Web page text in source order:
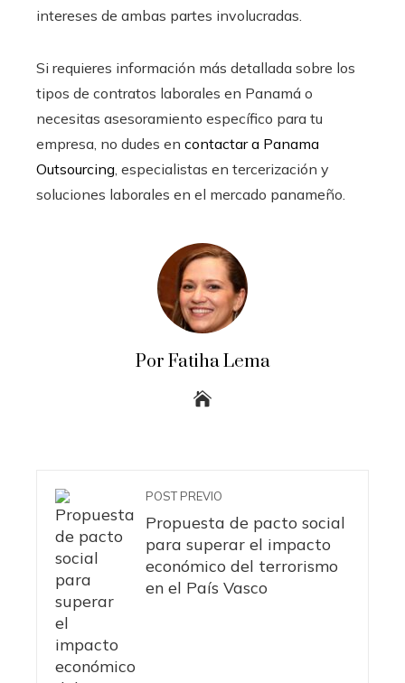
intereses de ambas partes involucradas.
Si requieres información más detallada sobre los
tipos de contratos laborales en Panamá o
necesitas asesoramiento específico para tu
empresa, no dudes en contactar a Panama
Outsourcing , especialistas en tercerización y
soluciones laborales en el mercado panameño.
Por Fatiha Lema
POST PREVIO
Propuesta de pacto social
para superar el impacto
económico del terrorismo
en el País Vasco